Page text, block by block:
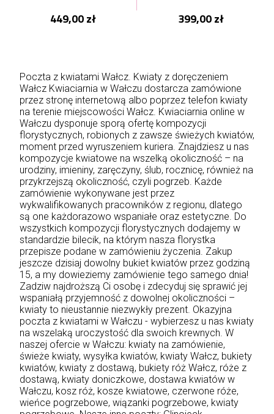
449,00 zł 399,00 zł
Poczta z kwiatami Wałcz. Kwiaty z doręczeniem
Wałcz Kwiaciarnia w Wałczu dostarcza zamówione
przez stronę internetową albo poprzez telefon kwiaty
na terenie miejscowości Wałcz. Kwiaciarnia online w
Wałczu dysponuje sporą ofertę kompozycji
florystycznych, robionych z zawsze świeżych kwiatów,
moment przed wyruszeniem kuriera. Znajdziesz u nas
kompozycje kwiatowe na wszelką okoliczność – na
urodziny, imieniny, zaręczyny, ślub, rocznicę, również na
przykrzejszą okoliczność, czyli pogrzeb. Każde
zamówienie wykonywane jest przez
wykwalifikowanych pracowników z regionu, dlatego
są one każdorazowo wspaniałe oraz estetyczne. Do
wszystkich kompozycji florystycznych dodajemy w
standardzie bilecik, na którym nasza florystka
przepisze podane w zamówieniu życzenia. Zakup
jeszcze dzisiaj dowolny bukiet kwiatów przez godziną
15, a my dowieziemy zamówienie tego samego dnia!
Zadziw najdroższą Ci osobę i zdecyduj się sprawić jej
wspaniałą przyjemność z dowolnej okoliczności –
kwiaty to nieustannie niezwykły prezent. Okazyjna
poczta z kwiatami w Wałczu - wybierzesz u nas kwiaty
na wszelaką uroczystość dla swoich krewnych. W
naszej ofercie w Wałczu: kwiaty na zamówienie,
świeże kwiaty, wysyłka kwiatów, kwiaty Wałcz, bukiety
kwiatów, kwiaty z dostawą, bukiety róż Wałcz, róże z
dostawą, kwiaty doniczkowe, dostawa kwiatów w
Wałczu, kosz róż, kosze kwiatowe, czerwone róże,
wieńce pogrzebowe, wiązanki pogrzebowe, kwiaty